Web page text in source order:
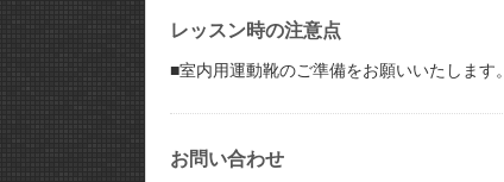
レッスン時の注意点
■室内用運動靴のご準備をお願いいたします。
お問い合わせ